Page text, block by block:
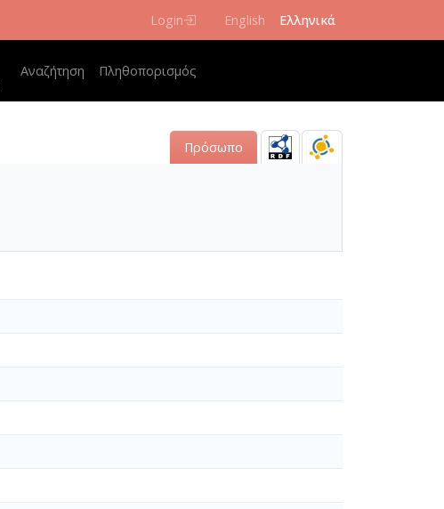
Login English Ελληνικά
Main navigation
Αναζήτηση Πληθοπορισμός
Πρόσωπο